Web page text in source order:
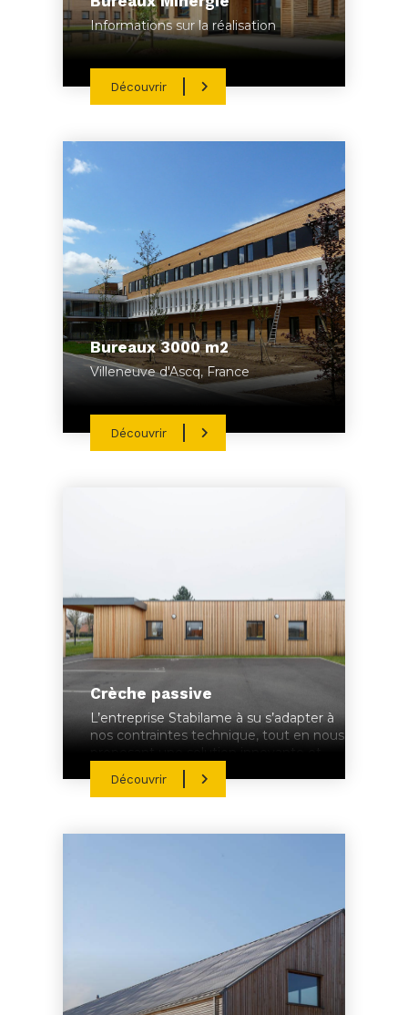
Informations sur la réalisation
Découvrir
Bureaux 3000 m2
Villeneuve d'Ascq, France
Découvrir
Crèche passive
L’entreprise Stabilame à su s’adapter à
nos contraintes technique, tout en nous
proposant une solution innovante et
adaptée à notre projet.
Découvrir